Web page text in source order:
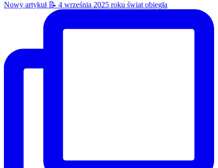
Nowy artykuł 📝 4 września 2025 roku świat obiegła